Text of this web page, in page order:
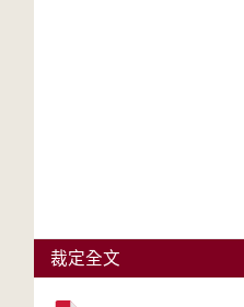
裁定全文